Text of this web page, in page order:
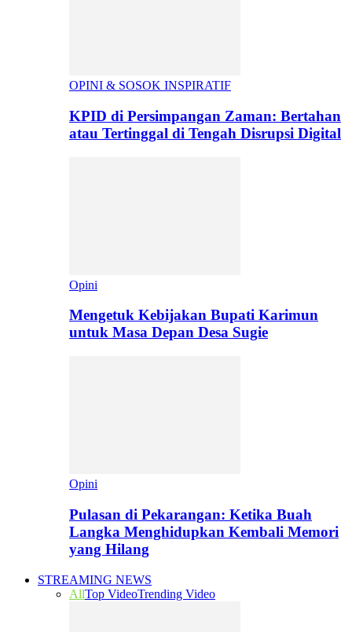
OPINI & SOSOK INSPIRATIF
KPID di Persimpangan Zaman: Bertahan
atau Tertinggal di Tengah Disrupsi Digital
Opini
Mengetuk Kebijakan Bupati Karimun
untuk Masa Depan Desa Sugie
Opini
Pulasan di Pekarangan: Ketika Buah
Langka Menghidupkan Kembali Memori
yang Hilang
STREAMING NEWS
AllTop VideoTrending Video